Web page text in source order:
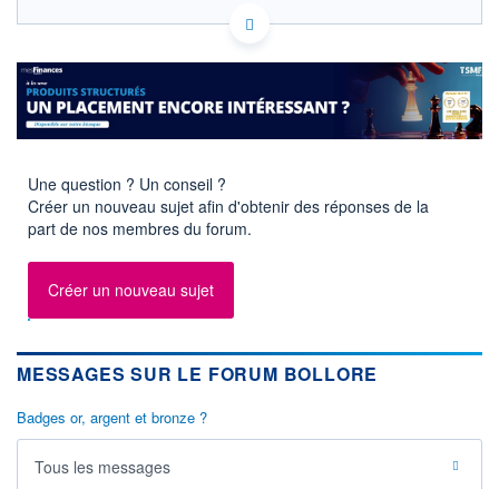
HISTORIQUE
ACTIONNAIRES
EURONEXT PARIS DONNÉES TEMPS RÉEL
Politique d'exécution
Cotation sur les autres places
3,82
Services de transport
OUVERTURE
3,800
CLÔTURE VEILLE
3,802
3,808
VOLUME
1 301 748
Une question ? Un conseil ?
Créer un nouveau sujet afin d'obtenir des réponses de la
part de nos membres du forum.
Créer un nouveau sujet
MESSAGES SUR LE FORUM BOLLORE
Badges or, argent et bronze ?
Tous les messages